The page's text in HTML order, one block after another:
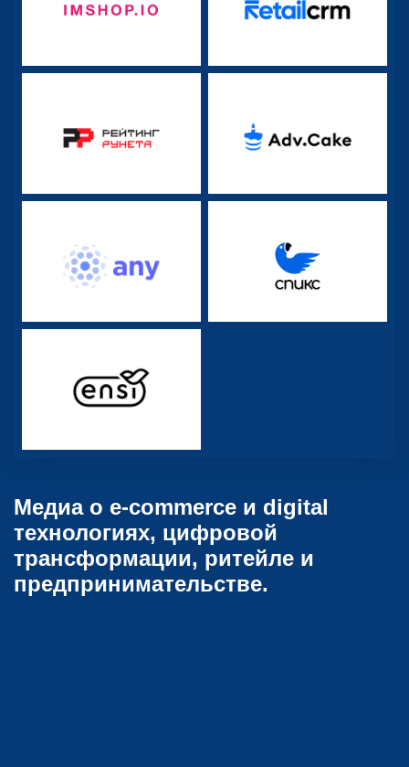
Медиа о e-commerce и digital
технологиях, цифровой
трансформации, ритейле и
предпринимательстве.